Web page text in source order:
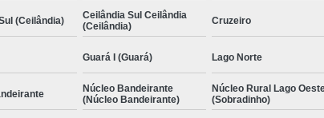
(Ceilândia)
Ceilândia Sul Ceilândia
(Ceilândia)
Cruzeiro
Guará I (Guará) Lago Norte
Núcleo Bandeirante
(Núcleo Bandeirante)
Núcleo Rural Lago
(Sobradinho)